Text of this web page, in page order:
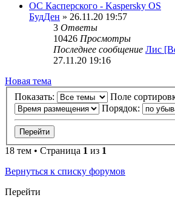
ОС Касперского - Kaspersky OS
БудДен » 26.11.20 19:57
3 Ответы
10426 Просмотры
Последнее сообщение Лис
27.11.20 19:16
Новая тема
Показать:
Поле
Порядок:
18 тем • Страница 1 из 1
Вернуться к списку форумов
Перейти